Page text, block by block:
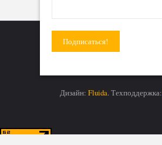
Дизайн: Fluida. Техподдержка: